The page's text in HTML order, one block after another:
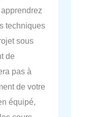
techniques
sous
de
pas à
de votre
équipé,